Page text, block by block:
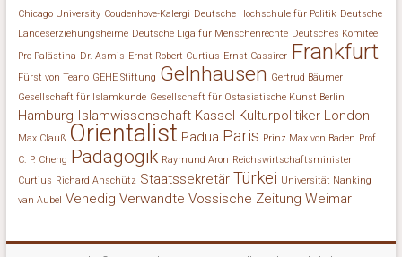
Chicago University Coudenhove-Kalergi Deutsche Hochschule für Politik Deutsche
Landeserziehungsheime Deutsche Liga für Menschenrechte Deutsches Komitee
Pro Palästina Dr. Asmis Ernst-Robert Curtius Ernst Cassirer Frankfurt
Fürst von Teano GEHE Stiftung Gelnhausen Gertrud Bäumer
Gesellschaft für Islamkunde Gesellschaft für Ostasiatische Kunst Berlin
Hamburg Islamwissenschaft Kassel Kulturpolitiker London
Max Clauß Orientalist Padua Paris Prinz Max von Baden Prof.
C. P. Cheng Pädagogik Raymund Aron Reichswirtschaftsminister
Curtius Richard Anschütz Staatssekretär Türkei Universität Nanking
van Aubel Venedig Verwandte Vossische Zeitung Weimar